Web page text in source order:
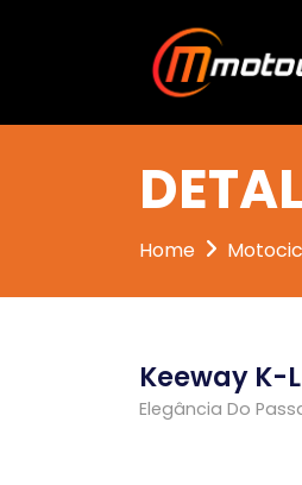
Home
Keeway K-
Elegância Do